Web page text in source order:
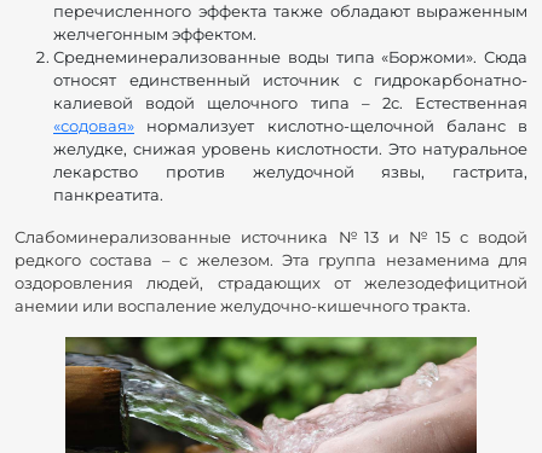
перечисленного эффекта также обладают выраженным
желчегонным эффектом.
Среднеминерализованные воды типа «Боржоми». Сюда
относят единственный источник с гидрокарбонатно-
калиевой водой щелочного типа – 2с. Естественная
«содовая» нормализует кислотно-щелочной баланс в
желудке, снижая уровень кислотности. Это натуральное
лекарство против желудочной язвы, гастрита,
панкреатита.
Слабоминерализованные источника №13 и №15 с водой
редкого состава – с железом. Эта группа незаменима для
оздоровления людей, страдающих от железодефицитной
анемии или воспаление желудочно-кишечного тракта.